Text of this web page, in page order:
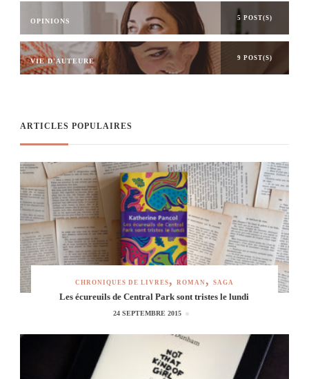
OPINIONS 5 POST(S)
VIE D'AUTEURE 9 POST(S)
ARTICLES POPULAIRES
CHRONIQUES DE LIVRES ROMAN SAGA
Les écureuils de Central Park sont tristes le lundi
24 SEPTEMBRE 2015